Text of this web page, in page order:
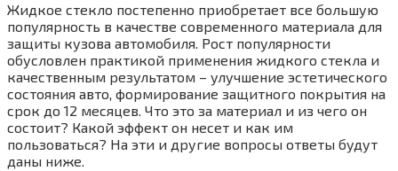
Жидкое стекло постепенно приобретает все большую
популярность в качестве современного материала для
защиты кузова автомобиля. Рост популярности
обусловлен практикой применения жидкого стекла и
качественным результатом – улучшение эстетического
состояния авто, формирование защитного покрытия на
срок до 12 месяцев. Что это за материал и из чего он
состоит? Какой эффект он несет и как им
пользоваться? На эти и другие вопросы ответы будут
даны ниже.